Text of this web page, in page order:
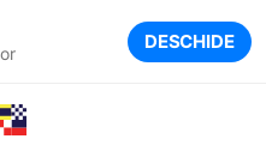
DESCHIDE